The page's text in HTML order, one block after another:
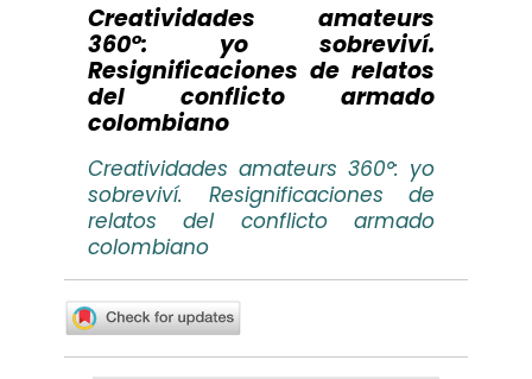
Creatividades amateurs
360°: yo sobreviví.
Resignificaciones de relatos
del conflicto armado
colombiano
Creatividades amateurs 360°: yo
sobreviví. Resignificaciones de
relatos del conflicto armado
colombiano